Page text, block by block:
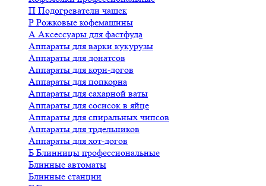
П Подогреватели чашек
Р Рожковые кофемашины
А Аксессуары для фастфуда
Аппараты для варки кукурузы
Аппараты для донатсов
Аппараты для корн-догов
Аппараты для попкорна
Аппараты для сахарной ваты
Аппараты для сосисок в яйце
Аппараты для спиральных чипсов
Аппараты для трдельников
Аппараты для хот-догов
Б Блинницы профессиональные
Блинные автоматы
Блинные станции